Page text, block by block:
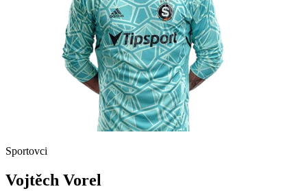
Sportovci
Vojtěch Vorel